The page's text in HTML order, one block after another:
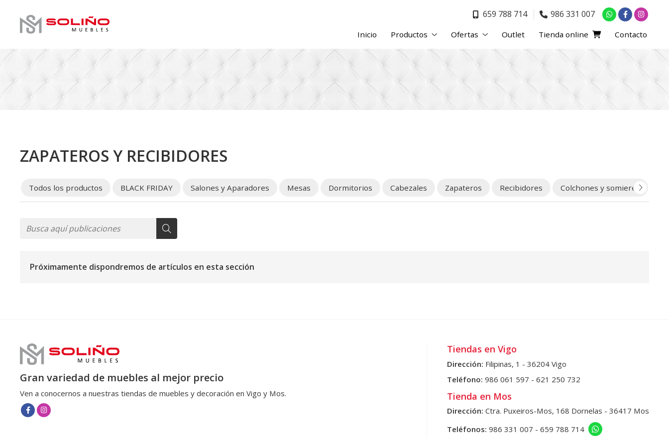
659 788 714 986 331 007
Inicio Productos Ofertas Outlet Tienda online Contacto
ZAPATEROS Y RECIBIDORES
Todos los productos BLACK FRIDAY Salones y Aparadores Mesas Dormitorios Cabezales Zapateros Recibidores Colchones y somieres
Próximamente dispondremos de artículos en esta sección
Gran variedad de muebles al mejor precio
Ven a conocernos a nuestras tiendas de muebles y decoración en Vigo y Mos.
Tiendas en Vigo
Dirección: Filipinas, 1 - 36204 Vigo
Teléfono: 986 061 597 - 621 250 732
Tienda en Mos
Dirección: Ctra. Puxeiros-Mos, 168 Dornelas - 36417 Mos
Teléfonos: 986 331 007 - 659 788 714